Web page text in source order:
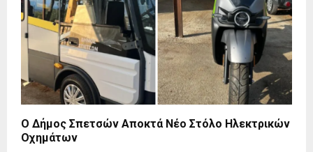
Ο Δήμος Σπετσών Αποκτά Νέο Στόλο Ηλεκτρικών
Οχημάτων